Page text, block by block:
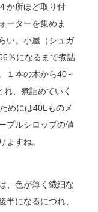
か所ほど取り付
ーターを集めま
い。小屋（シュガ
％になるまで煮詰
１本の木から40～
、煮詰めていく
めには40Lものメ
プルシロップの値
ますね。
、色が薄く繊細な
半になるにつれ、